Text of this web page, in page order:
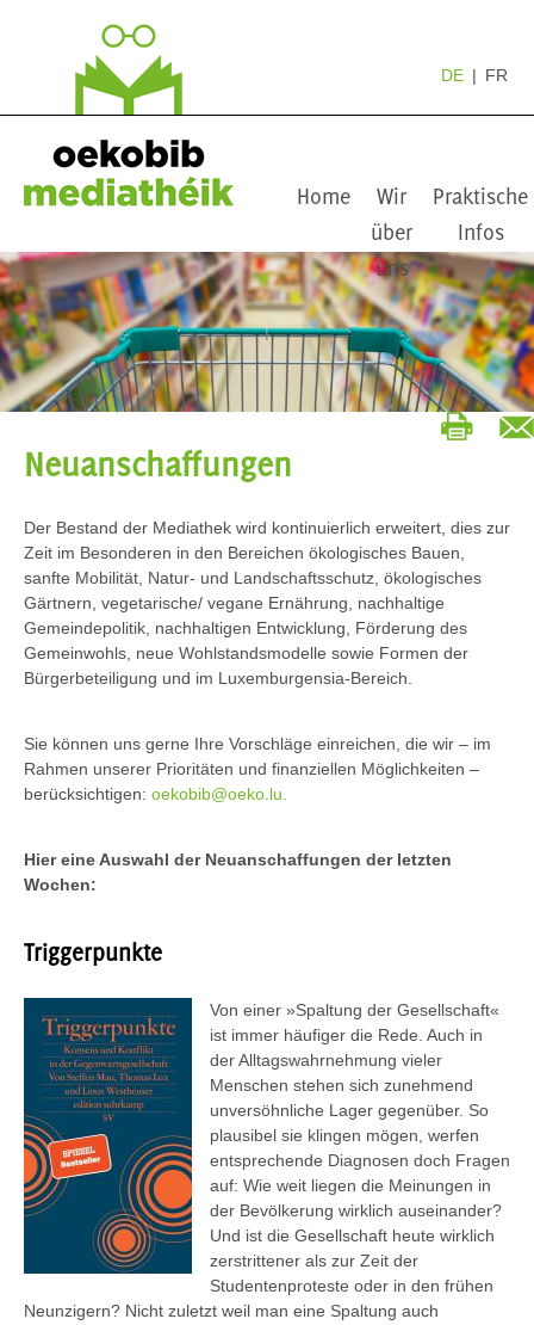
DE FR
Home
Wir
über
uns
Praktische
Infos
Neuanschaffungen
Der Bestand der Mediathek wird kontinuierlich erweitert, dies zur
Zeit im Besonderen in den Bereichen ökologisches Bauen,
sanfte Mobilität, Natur- und Landschaftsschutz, ökologisches
Gärtnern, vegetarische/ vegane Ernährung, nachhaltige
Gemeindepolitik, nachhaltigen Entwicklung, Förderung des
Gemeinwohls, neue Wohlstandsmodelle sowie Formen der
Bürgerbeteiligung und im Luxemburgensia-Bereich.
Sie können uns gerne Ihre Vorschläge einreichen, die wir – im
Rahmen unserer Prioritäten und finanziellen Möglichkeiten –
berücksichtigen: oekobib@oeko.lu.
Hier eine Auswahl der Neuanschaffungen der letzten
Wochen:
Triggerpunkte
Von einer »Spaltung der Gesellschaft«
ist immer häufiger die Rede. Auch in
der Alltagswahrnehmung vieler
Menschen stehen sich zunehmend
unversöhnliche Lager gegenüber. So
plausibel sie klingen mögen, werfen
entsprechende Diagnosen doch Fragen
auf: Wie weit liegen die Meinungen in
der Bevölkerung wirklich auseinander?
Und ist die Gesellschaft heute wirklich
zerstrittener als zur Zeit der
Studentenproteste oder in den frühen
Neunzigern? Nicht zuletzt weil man eine Spaltung auch